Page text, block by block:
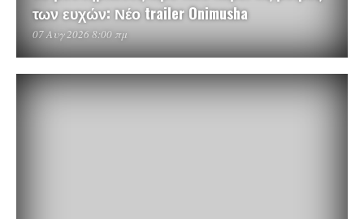
των ευχών: Νέο trailer Onimusha
07 Αυγ 2026 8:00 πμ